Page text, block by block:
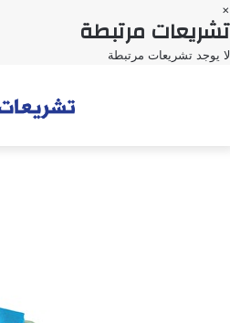
×
تشريعات مرتبطة
لا يوجد تشريعات مرتبطة